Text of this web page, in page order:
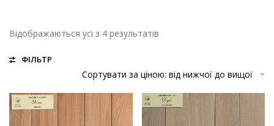
Відображаються усі з 4 результатів
ФІЛЬТР
Сортувати за ціною: від нижчої до вищої